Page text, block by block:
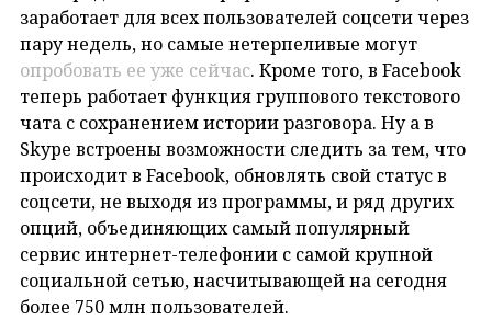
заработает для всех пользователей соцсети через
пару недель, но самые нетерпеливые могут
опробовать ее уже сейчас. Кроме того, в Facebook
теперь работает функция группового текстового
чата с сохранением истории разговора. Ну а в
Skype встроены возможности следить за тем, что
происходит в Facebook, обновлять свой статус в
соцсети, не выходя из программы, и ряд других
опций, объединяющих самый популярный
сервис интернет-телефонии с самой крупной
социальной сетью, насчитывающей на сегодня
более 750 млн пользователей.